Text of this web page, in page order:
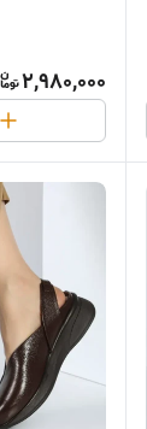
2,980,000